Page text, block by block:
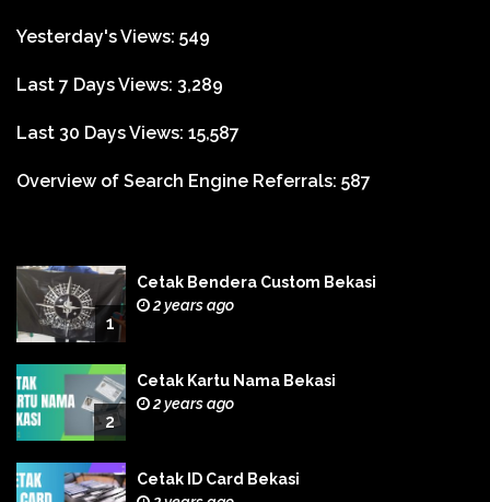
Yesterday's Views: 549
Last 7 Days Views: 3,289
Last 30 Days Views: 15,587
Overview of Search Engine Referrals: 587
1
Cetak Bendera Custom Bekasi
2 years ago
2
Cetak Kartu Nama Bekasi
2 years ago
Cetak ID Card Bekasi